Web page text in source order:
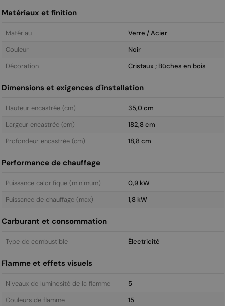
Matériaux et finition
Matériau
Verre / Acier
Couleur
Noir
Décoration
Cristaux ; Bûches en bois
Dimensions et exigences d'installation
Hauteur encastrée (cm)
35,0 cm
Largeur encastrée (cm)
182,8 cm
Profondeur encastrée (cm)
18,8 cm
Performance de chauffage
Puissance calorifique (minimum)
0,9 kW
Puissance de chauffage (max)
1,8 kW
Carburant et consommation
Type de combustible Électricité
Flamme et effets visuels
Niveaux de luminosité de la flamme
5
Couleurs de flamme
15